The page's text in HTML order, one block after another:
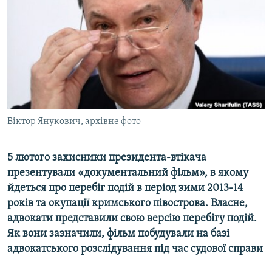
СПЕЦПРОЕКТИ
ДЕПОРТАЦІЯ
ВІДЕОУРОКИ «ELIFBE»
СВІДЧЕННЯ ОКУПАЦІЇ
УКРАЇНСЬКА ПРОБЛЕМА КРИМУ
ІНФОГРАФІКА
ЯК ОБІЙТИ БЛОКУВАННЯ
Русский
Qırımtatar
ДОЛУЧАЙСЯ!
Усі сайти RFE/RL
Віктор Янукович, архівне фото
5 лютого захисники президента-втікача
презентували «документальний фільм», в якому
йдеться про перебіг подій в період зими 2013-14
років та окупації кримського півострова. Власне,
адвокати представили свою версію перебігу подій.
Як вони зазначили, фільм побудували на базі
адвокатського розслідування під час судової справи